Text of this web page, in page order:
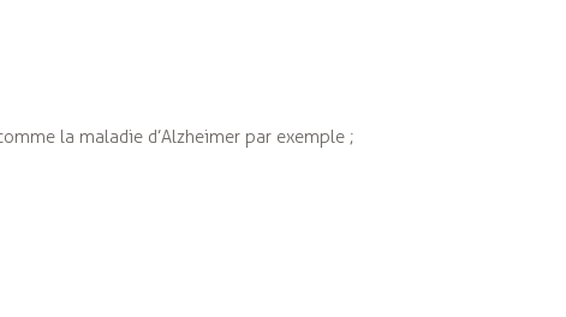
la maladie d’Alzheimer par exemple ;